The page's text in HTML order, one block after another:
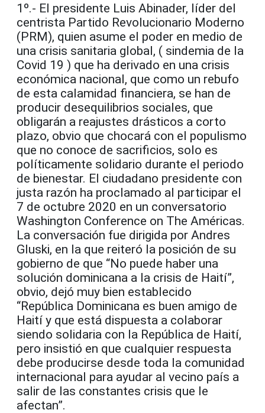
1º.- El presidente Luis Abinader, líder del
centrista Partido Revolucionario Moderno
(PRM), quien asume el poder en medio de
una crisis sanitaria global, ( sindemia de la
Covid 19 ) que ha derivado en una crisis
económica nacional, que como un rebufo
de esta calamidad financiera, se han de
producir desequilibrios sociales, que
obligarán a reajustes drásticos a corto
plazo, obvio que chocará con el populismo
que no conoce de sacrificios, solo es
políticamente solidario durante el periodo
de bienestar. El ciudadano presidente con
justa razón ha proclamado al participar el
7 de octubre 2020 en un conversatorio
Washington Conference on The Américas.
La conversación fue dirigida por Andres
Gluski, en la que reiteró la posición de su
gobierno de que “No puede haber una
solución dominicana a la crisis de Haití”,
obvio, dejó muy bien establecido
“República Dominicana es buen amigo de
Haití y que está dispuesta a colaborar
siendo solidaria con la República de Haití,
pero insistió en que cualquier respuesta
debe producirse desde toda la comunidad
internacional para ayudar al vecino país a
salir de las constantes crisis que le
afectan”.